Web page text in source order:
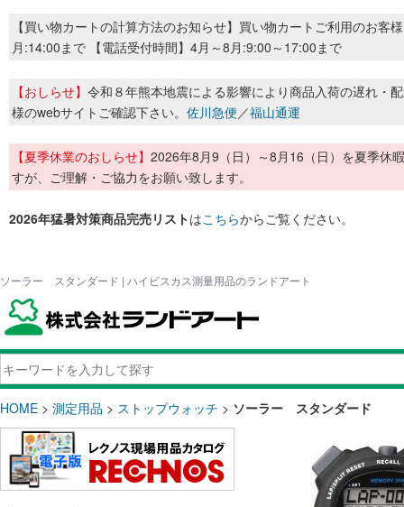
【買い物カートの計算方法のお知らせ】買い物カートご利用のお客
月:14:00まで 【電話受付時間】4月～8月:9:00～17:00まで
【おしらせ】 令和８年熊本地震による影響により商品入荷の遅れ・
様のwebサイトご確認下さい。 佐川急便／福山通運
【夏季休業のおしらせ】 2026年8月9（日）～8月16（日）を夏季休
すが、ご理解・ご協力をお願い致します。
2026年猛暑対策商品完売リストはこちらからご覧ください。
ソーラー スタンダード | ハイビスカス測量用品のランドアート
HOME > 測定用品 > ストップウォッチ > ソーラー スタンダード